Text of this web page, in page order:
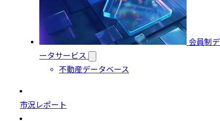
会員制デ
ータサービス
不動産データベース
市況レポート